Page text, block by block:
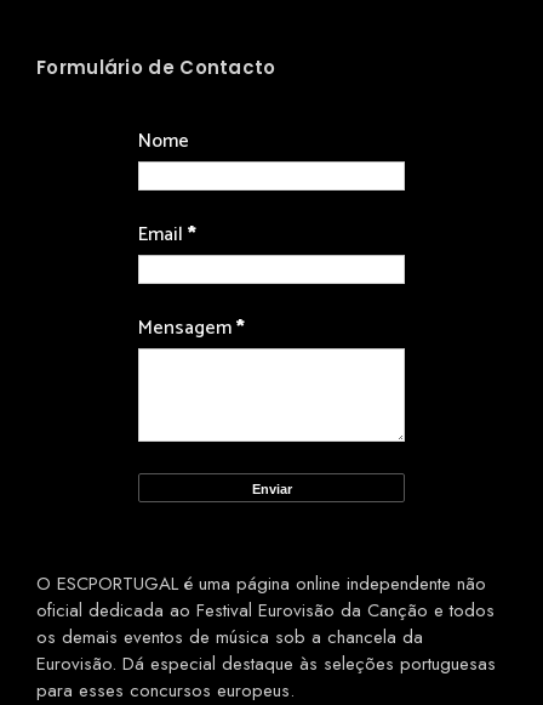
Formulário de Contacto
Nome
Email*
Mensagem*
O ESCPORTUGAL é uma página online independente não
oficial dedicada ao Festival Eurovisão da Canção e todos
os demais eventos de música sob a chancela da
Eurovisão. Dá especial destaque às seleções portuguesas
para esses concursos europeus.